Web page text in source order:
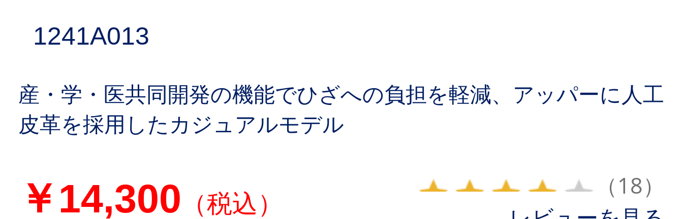
1241A013
産・学・医共同開発の機能でひざへの負担を軽減、アッパーに人工
皮革を採用したカジュアルモデル
￥14,300 （税込）
（18）